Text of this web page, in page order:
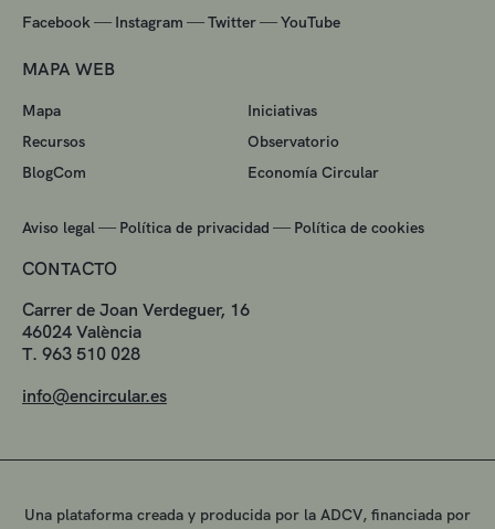
Facebook — Instagram —Twitter—YouTube
MAPA WEB
Mapa
Iniciativas
Recursos
Observatorio
BlogCom
Economía Circular
Aviso legal — Política de privacidad — Política de cookies
CONTACTO
Carrer de Joan Verdeguer, 16
46024 València
T. 963 510 028
info@encircular.es
Una plataforma creada y producida por la ADCV, financiada por